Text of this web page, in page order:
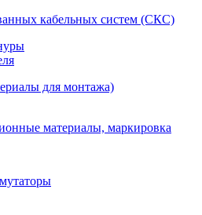
кабельных систем (СКС)
для монтажа)
материалы, маркировка